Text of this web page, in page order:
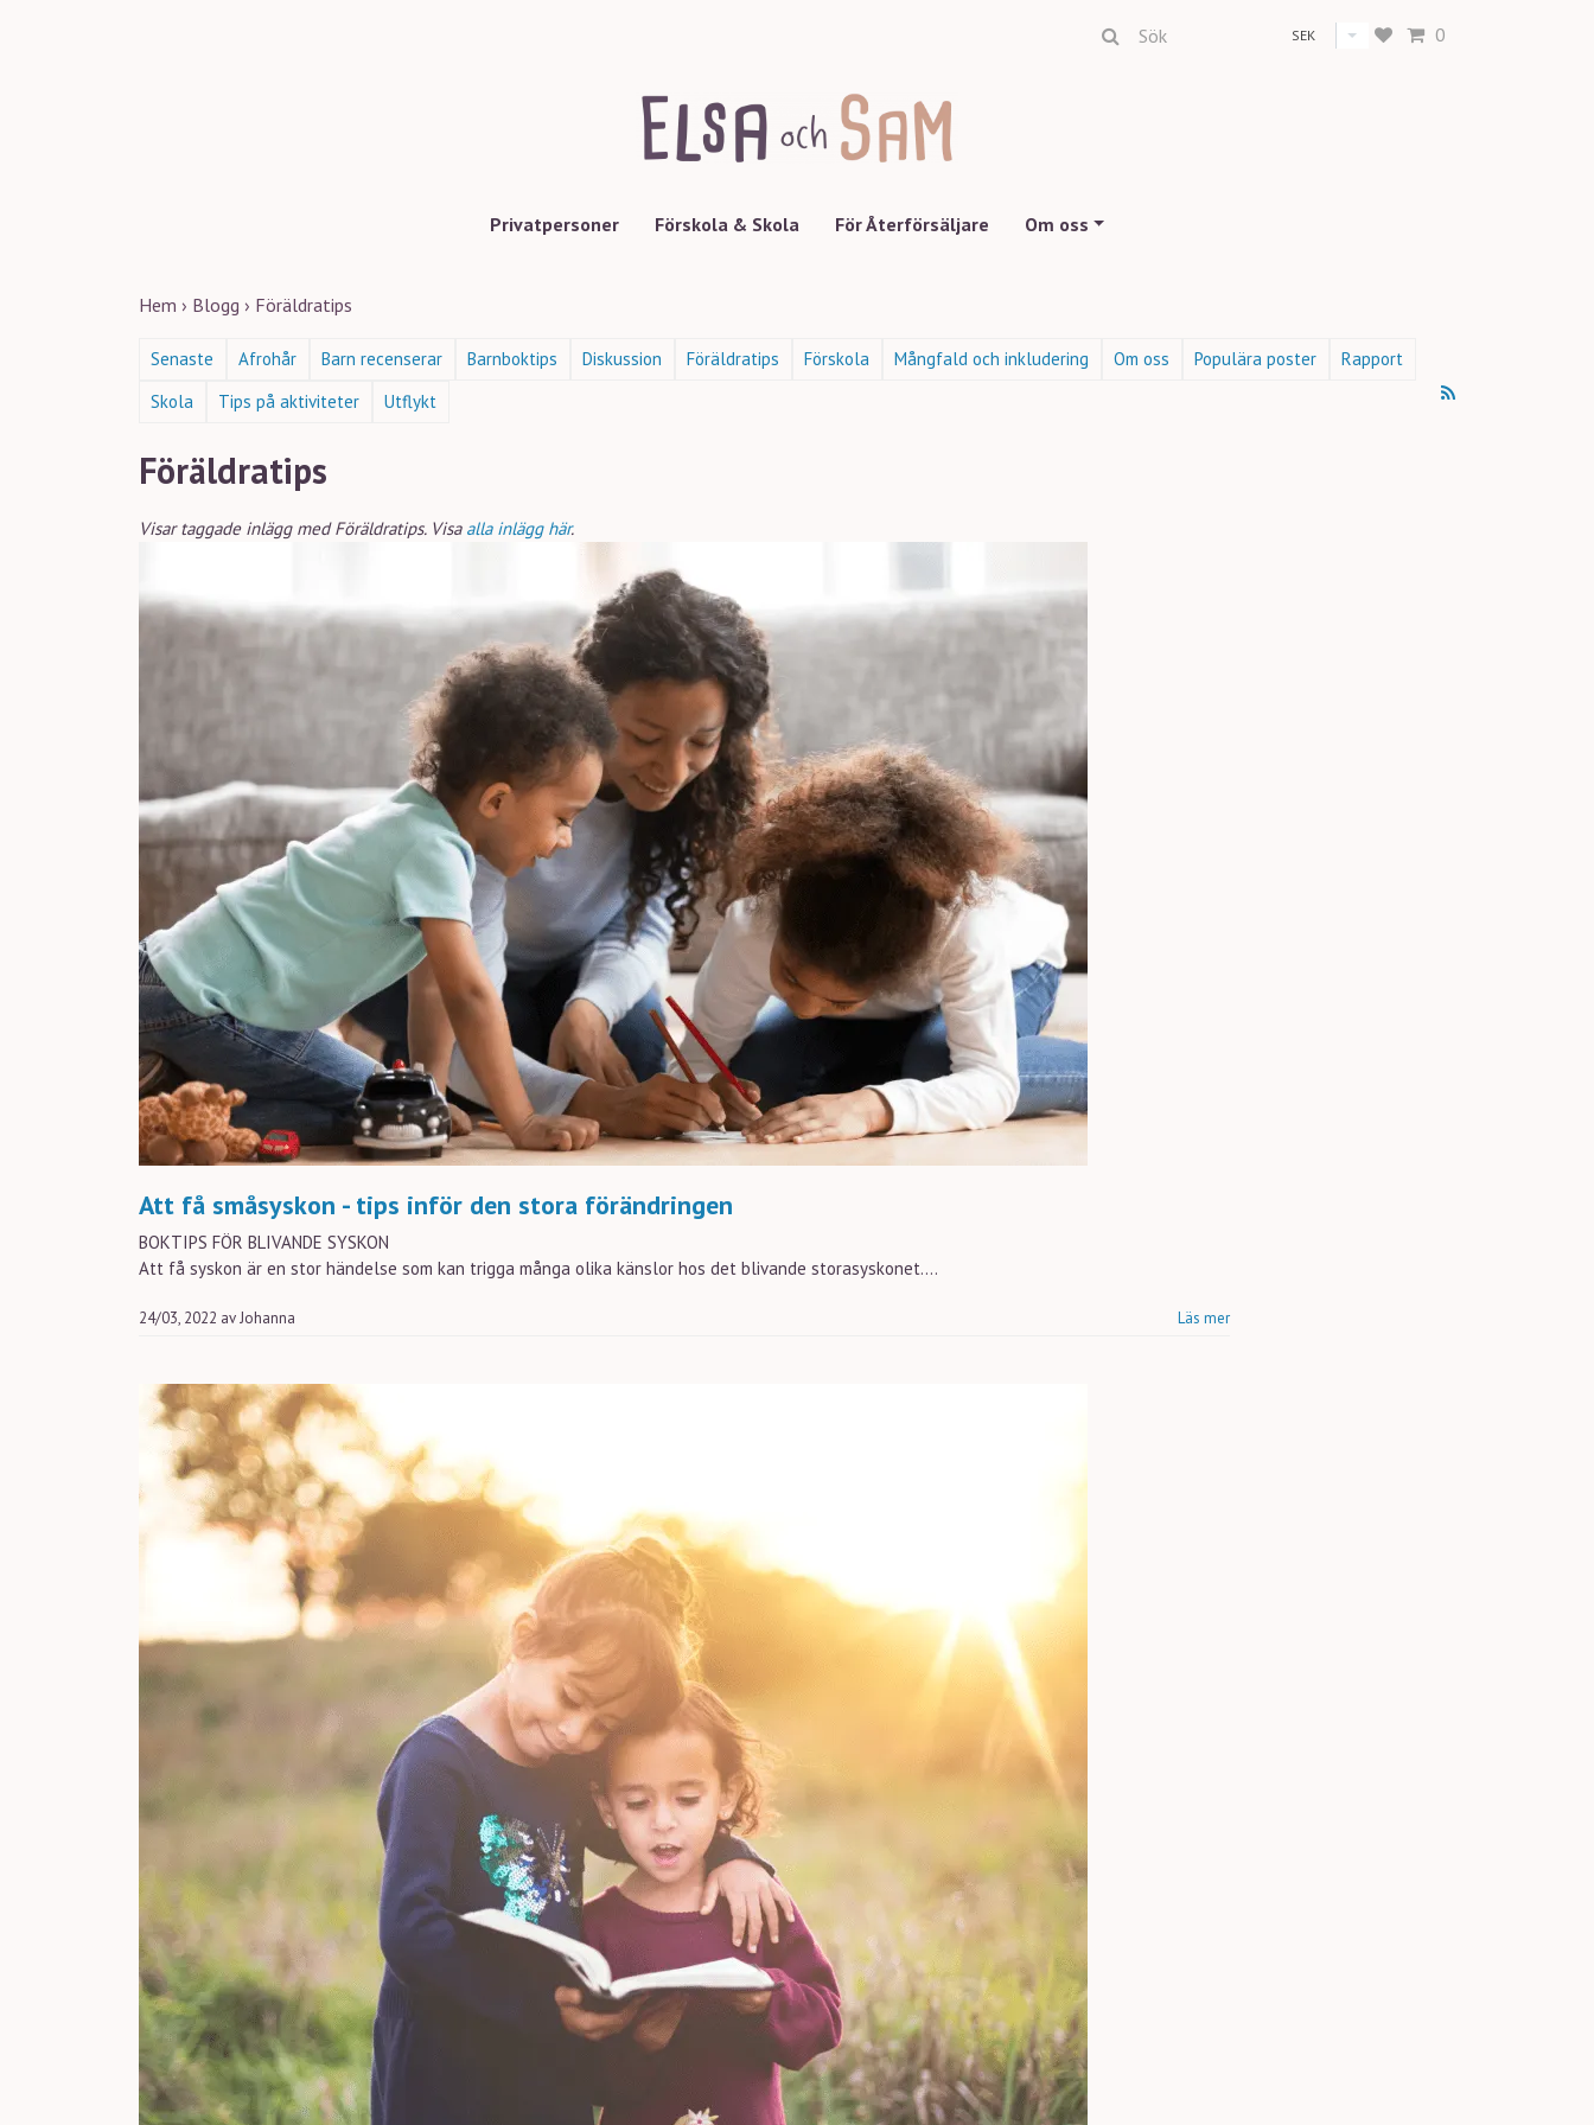
SEK 0
Privatpersoner Förskola & Skola För Återförsäljare Om oss
Hem › Blogg › Föräldratips
Senaste Afrohår Barn recenserar Barnboktips Diskussion Föräldratips Förskola Mångfald och inkludering Om oss Populära poster
Rapport
Skola
Tips på aktiviteter Utflykt
Föräldratips
Visar taggade inlägg med Föräldratips. Visa alla inlägg här.
Att få småsyskon - tips inför den stora förändringen
BOKTIPS FÖR BLIVANDE SYSKON
Att få syskon är en stor händelse som kan trigga många olika känslor hos det blivande storasyskonet....
24/03, 2022 avJohanna Läs mer